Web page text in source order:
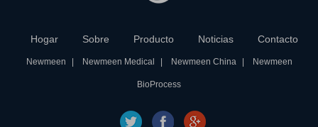
Hogar Sobre Producto Noticias Contacto
Newmeen Newmeen Medical Newmeen China Newmeen
BioProcess